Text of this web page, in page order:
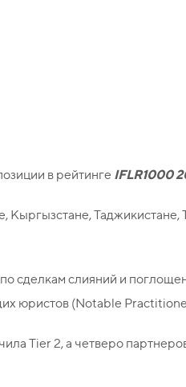
в рейтинге IFLR1000
Таджикистане,
сделкам слияний и
юристов (Notable
Tier 2, а четверо